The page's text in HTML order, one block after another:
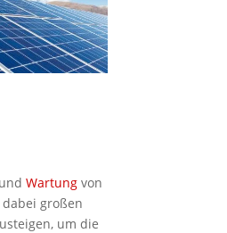
undWartung von
großen
um die